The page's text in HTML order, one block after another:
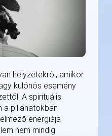
helyzetekről, amikor
különös esemény
A spirituális
a pillanatokban
energiája
nem mindig